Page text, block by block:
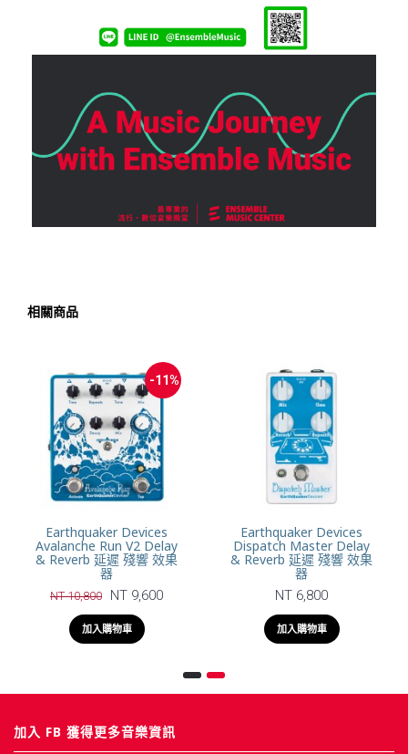
相關商品
-11%
Earthquaker Devices
Avalanche Run V2 Delay
& Reverb 延遲 殘響 效果
器
NT 10,800 NT 9,600
加入購物車
Earthquaker Devices
Dispatch Master Delay
& Reverb 延遲 殘響 效果
器
NT 6,800
加入購物車
加入 FB 獲得更多音樂資訊